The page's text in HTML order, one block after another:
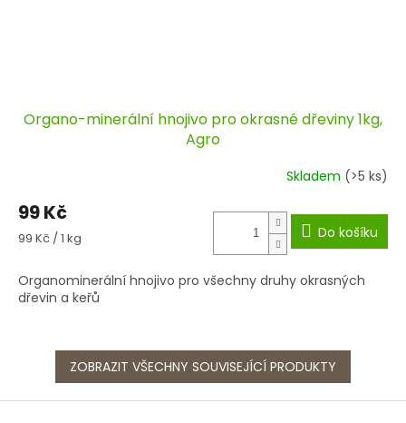
Organo-minerální hnojivo pro okrasné dřeviny 1kg,
Agro
Skladem (>5 ks)
99 Kč
Měrná
99 Kč / 1 kg Do košíku
Organominerální hnojivo pro všechny druhy okrasných
dřevin a keřů
ZOBRAZIT VŠECHNY SOUVISEJÍCÍ PRODUKTY
Z